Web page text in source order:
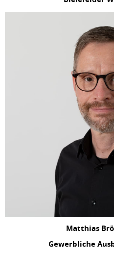
Matthias
Gewerbliche